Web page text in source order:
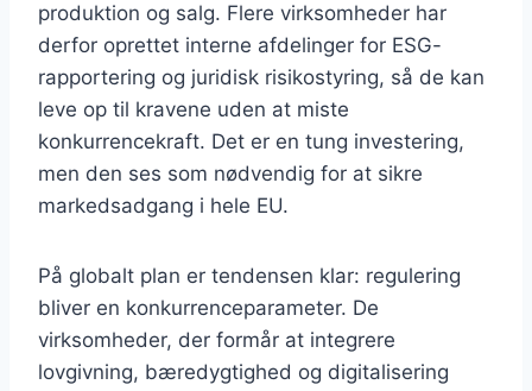
produktion og salg. Flere virksomheder har
derfor oprettet interne afdelinger for ESG-
rapportering og juridisk risikostyring, så de kan
leve op til kravene uden at miste
konkurrencekraft. Det er en tung investering,
men den ses som nødvendig for at sikre
markedsadgang i hele EU.
På globalt plan er tendensen klar: regulering
bliver en konkurrenceparameter. De
virksomheder, der formår at integrere
lovgivning, bæredygtighed og digitalisering